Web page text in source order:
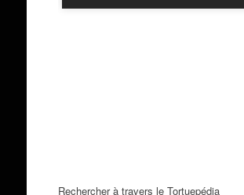
Rechercher à travers le Tortuepédia